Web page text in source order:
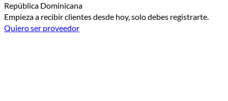
República Dominicana
Empieza a recibir clientes desde hoy, solo debes registrarte.
Quiero ser proveedor